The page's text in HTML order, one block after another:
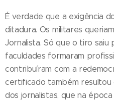
É verdade que a exigência
ditadura. Os militares
Jornalista. Só que o tiro saiu
faculdades formaram
contribuíram com a
certificado também resultou
dos jornalistas, que na